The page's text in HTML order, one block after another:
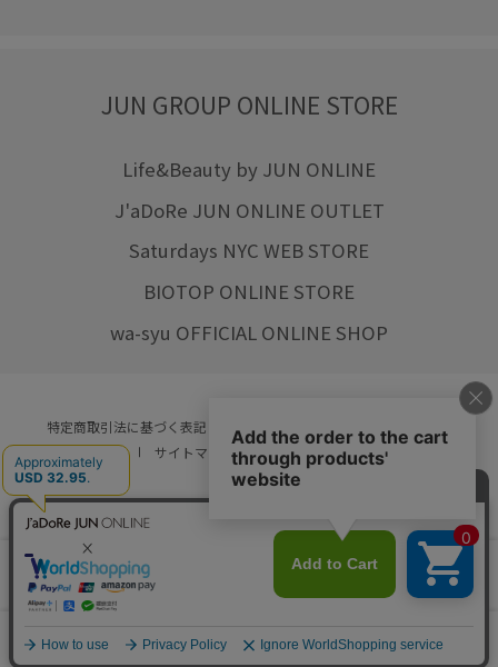
0
JUN GROUP ONLINE STORE
Life&Beauty by JUN ONLINE
J'aDoRe JUN ONLINE OUTLET
Saturdays NYC WEB STORE
BIOTOP ONLINE STORE
wa-syu OFFICIAL ONLINE SHOP
特定商取引法に基づく表記 プライバシーポリシー
ご利用規約
サイトマップ リクルート ご利用ガイド
© JUN CO.,LTD. ALL RIGHTS RESERVED.
店舗在庫
をみる
カートに入れる